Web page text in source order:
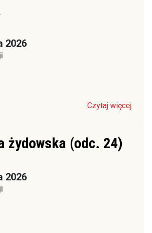
2026
Czytaj więcej
żydowska (odc. 24)
2026